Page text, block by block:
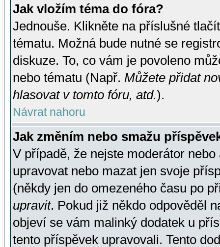
Jak vložím téma do fóra?
Jednouše. Klikněte na příslušné
tématu. Možná bude nutné se
diskuze. To, co vám je povoleno
nebo tématu (Např. Můžete přidat
hlasovat v tomto fóru, atd.).
Návrat nahoru
Jak změním nebo smažu
V případě, že nejste moderátor
upravovat nebo mazat jen svoje
(někdy jen do omezeného času po
upravit. Pokud již někdo odpověděl
objeví se vám malinký dodatek u
tento příspěvek upravovali. Tento